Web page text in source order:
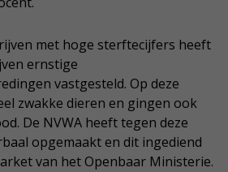
met hoge sterftecijfers heeft
ernstige
vastgesteld. Op deze
zwakke dieren en gingen ook
De NVWA heeft tegen deze
opgemaakt en dit ingediend
van het Openbaar Ministerie.